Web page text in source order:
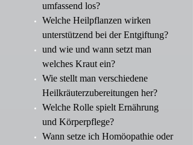
umfassend los?
Welche Heilpflanzen wirken
unterstützend bei der Entgiftung?
und wie und wann setzt man
welches Kraut ein?
Wie stellt man verschiedene
Heilkräuterzubereitungen her?
Welche Rolle spielt Ernährung
und Körperpflege?
Wann setze ich Homöopathie oder